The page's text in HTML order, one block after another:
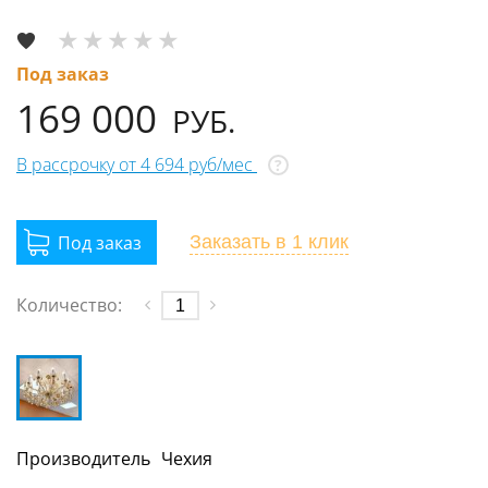
Под заказ
169 000 РУБ.
В рассрочку от 4 694 руб/мес ?
Заказать в 1 клик
Количество:
Производитель Чехия